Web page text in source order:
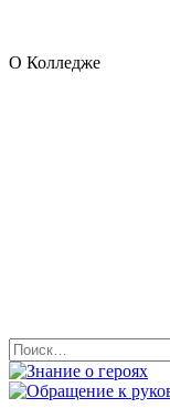
О Колледже
Найти: